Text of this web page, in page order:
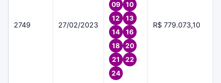
2749 27/02/2023
09
10
12
13
14
16
18
20
21
22
24
R$ 779.073,10